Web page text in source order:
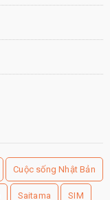
Cuộc sống Nhật Bản
Saitama SIM